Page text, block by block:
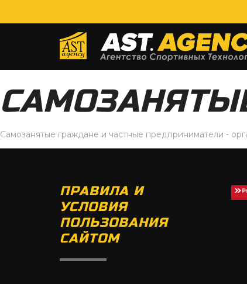
Самозанятые граждане и частные предприниматели -
ПРАВИЛА И
УСЛОВИЯ
ПОЛЬЗОВАНИЯ
САЙТОМ